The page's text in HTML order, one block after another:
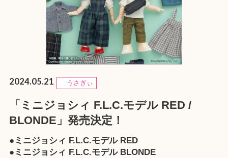
2024.05.21 うさぎぃ
「ミニジョシィ F.L.C.モデル RED /
BLONDE」発売決定！
●ミニジョシィ F.L.C.モデル RED
●ミニジョシィ F.L.C.モデル BLONDE